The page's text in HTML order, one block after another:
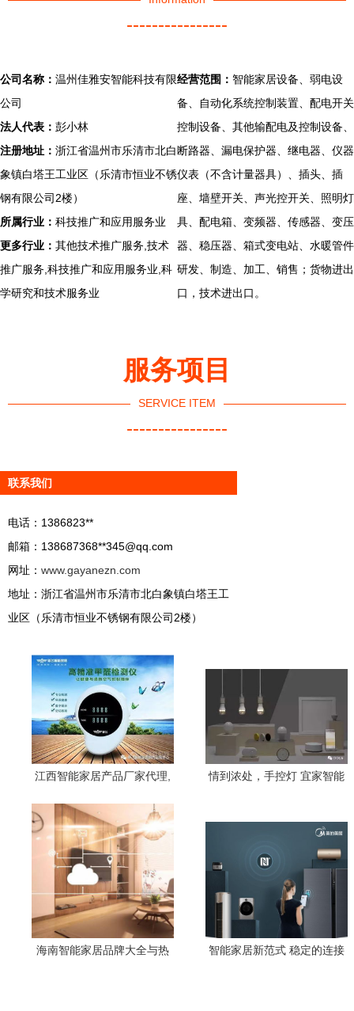
----------------
公司名称： 温州佳雅安智能科技有限
公司
法人代表： 彭小林
注册地址： 浙江省温州市乐清市北白
象镇白塔王工业区（乐清市恒业不锈
钢有限公司2楼）
所属行业： 科技推广和应用服务业
更多行业： 其他技术推广服务,技术
推广服务,科技推广和应用服务业,科
学研究和技术服务业
经营范围： 智能家居设备、弱电设
备、自动化系统控制装置、配电开关
控制设备、其他输配电及控制设备、
断路器、漏电保护器、继电器、仪器
仪表（不含计量器具）、插头、插
座、墙壁开关、声光控开关、照明灯
具、配电箱、变频器、传感器、变压
器、稳压器、箱式变电站、水暖管件
研发、制造、加工、销售；货物进出
口，技术进出口。
服务项目
SERVICE ITEM
----------------
联系我们
电话：1386823**
邮箱：138687368**345@qq.com
网址： www.gayanezn.com
地址：浙江省温州市乐清市北白象镇白塔王工
业区（乐清市恒业不锈钢有限公司2楼）
江西智能家居产品厂家代理,
产
情到浓处，手控灯 宜家智能
海南智能家居品牌大全与热
智能家居新范式 稳定的连接